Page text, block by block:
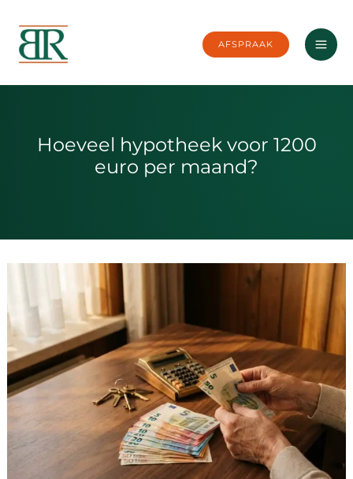
naar
inhoud
AFSPRAAK
Hoeveel hypotheek voor 1200
euro per maand?